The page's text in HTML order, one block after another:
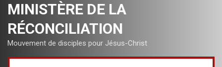
MINISTÈRE DE LA
RÉCONCILIATION
Mouvement de disciples pour Jésus-Christ